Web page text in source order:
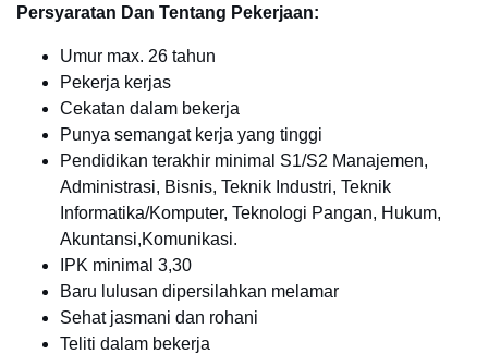
Persyaratan Dan Tentang Pekerjaan:
Umur max. 26 tahun
Pekerja kerjas
Cekatan dalam bekerja
Punya semangat kerja yang tinggi
Pendidikan terakhir minimal S1/S2 Manajemen,
Administrasi, Bisnis, Teknik Industri, Teknik
Informatika/Komputer, Teknologi Pangan, Hukum,
Akuntansi,Komunikasi.
IPK minimal 3,30
Baru lulusan dipersilahkan melamar
Sehat jasmani dan rohani
Teliti dalam bekerja